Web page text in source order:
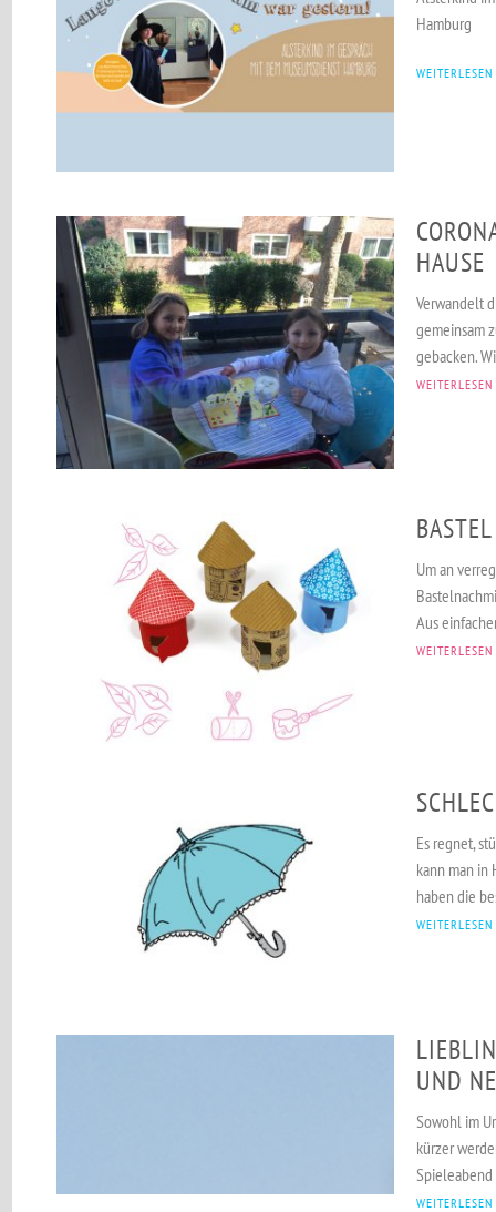
Hamburg
WEITERLESEN
HAUSE
Verwandelt
gemeinsam
gebacken.
WEITERLESEN
Um an
Aus
WEITERLESEN
Es regnet,
kann man in
haben die
WEITERLESEN
UND
Sowohl im
kürzer
WEITERLESEN